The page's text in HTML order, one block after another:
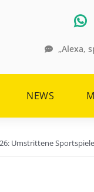
„Alexa,
NEWS
Umstrittene